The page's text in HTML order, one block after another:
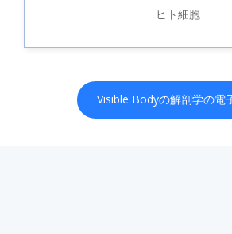
ヒト細胞
Visible Bodyの解剖学の電